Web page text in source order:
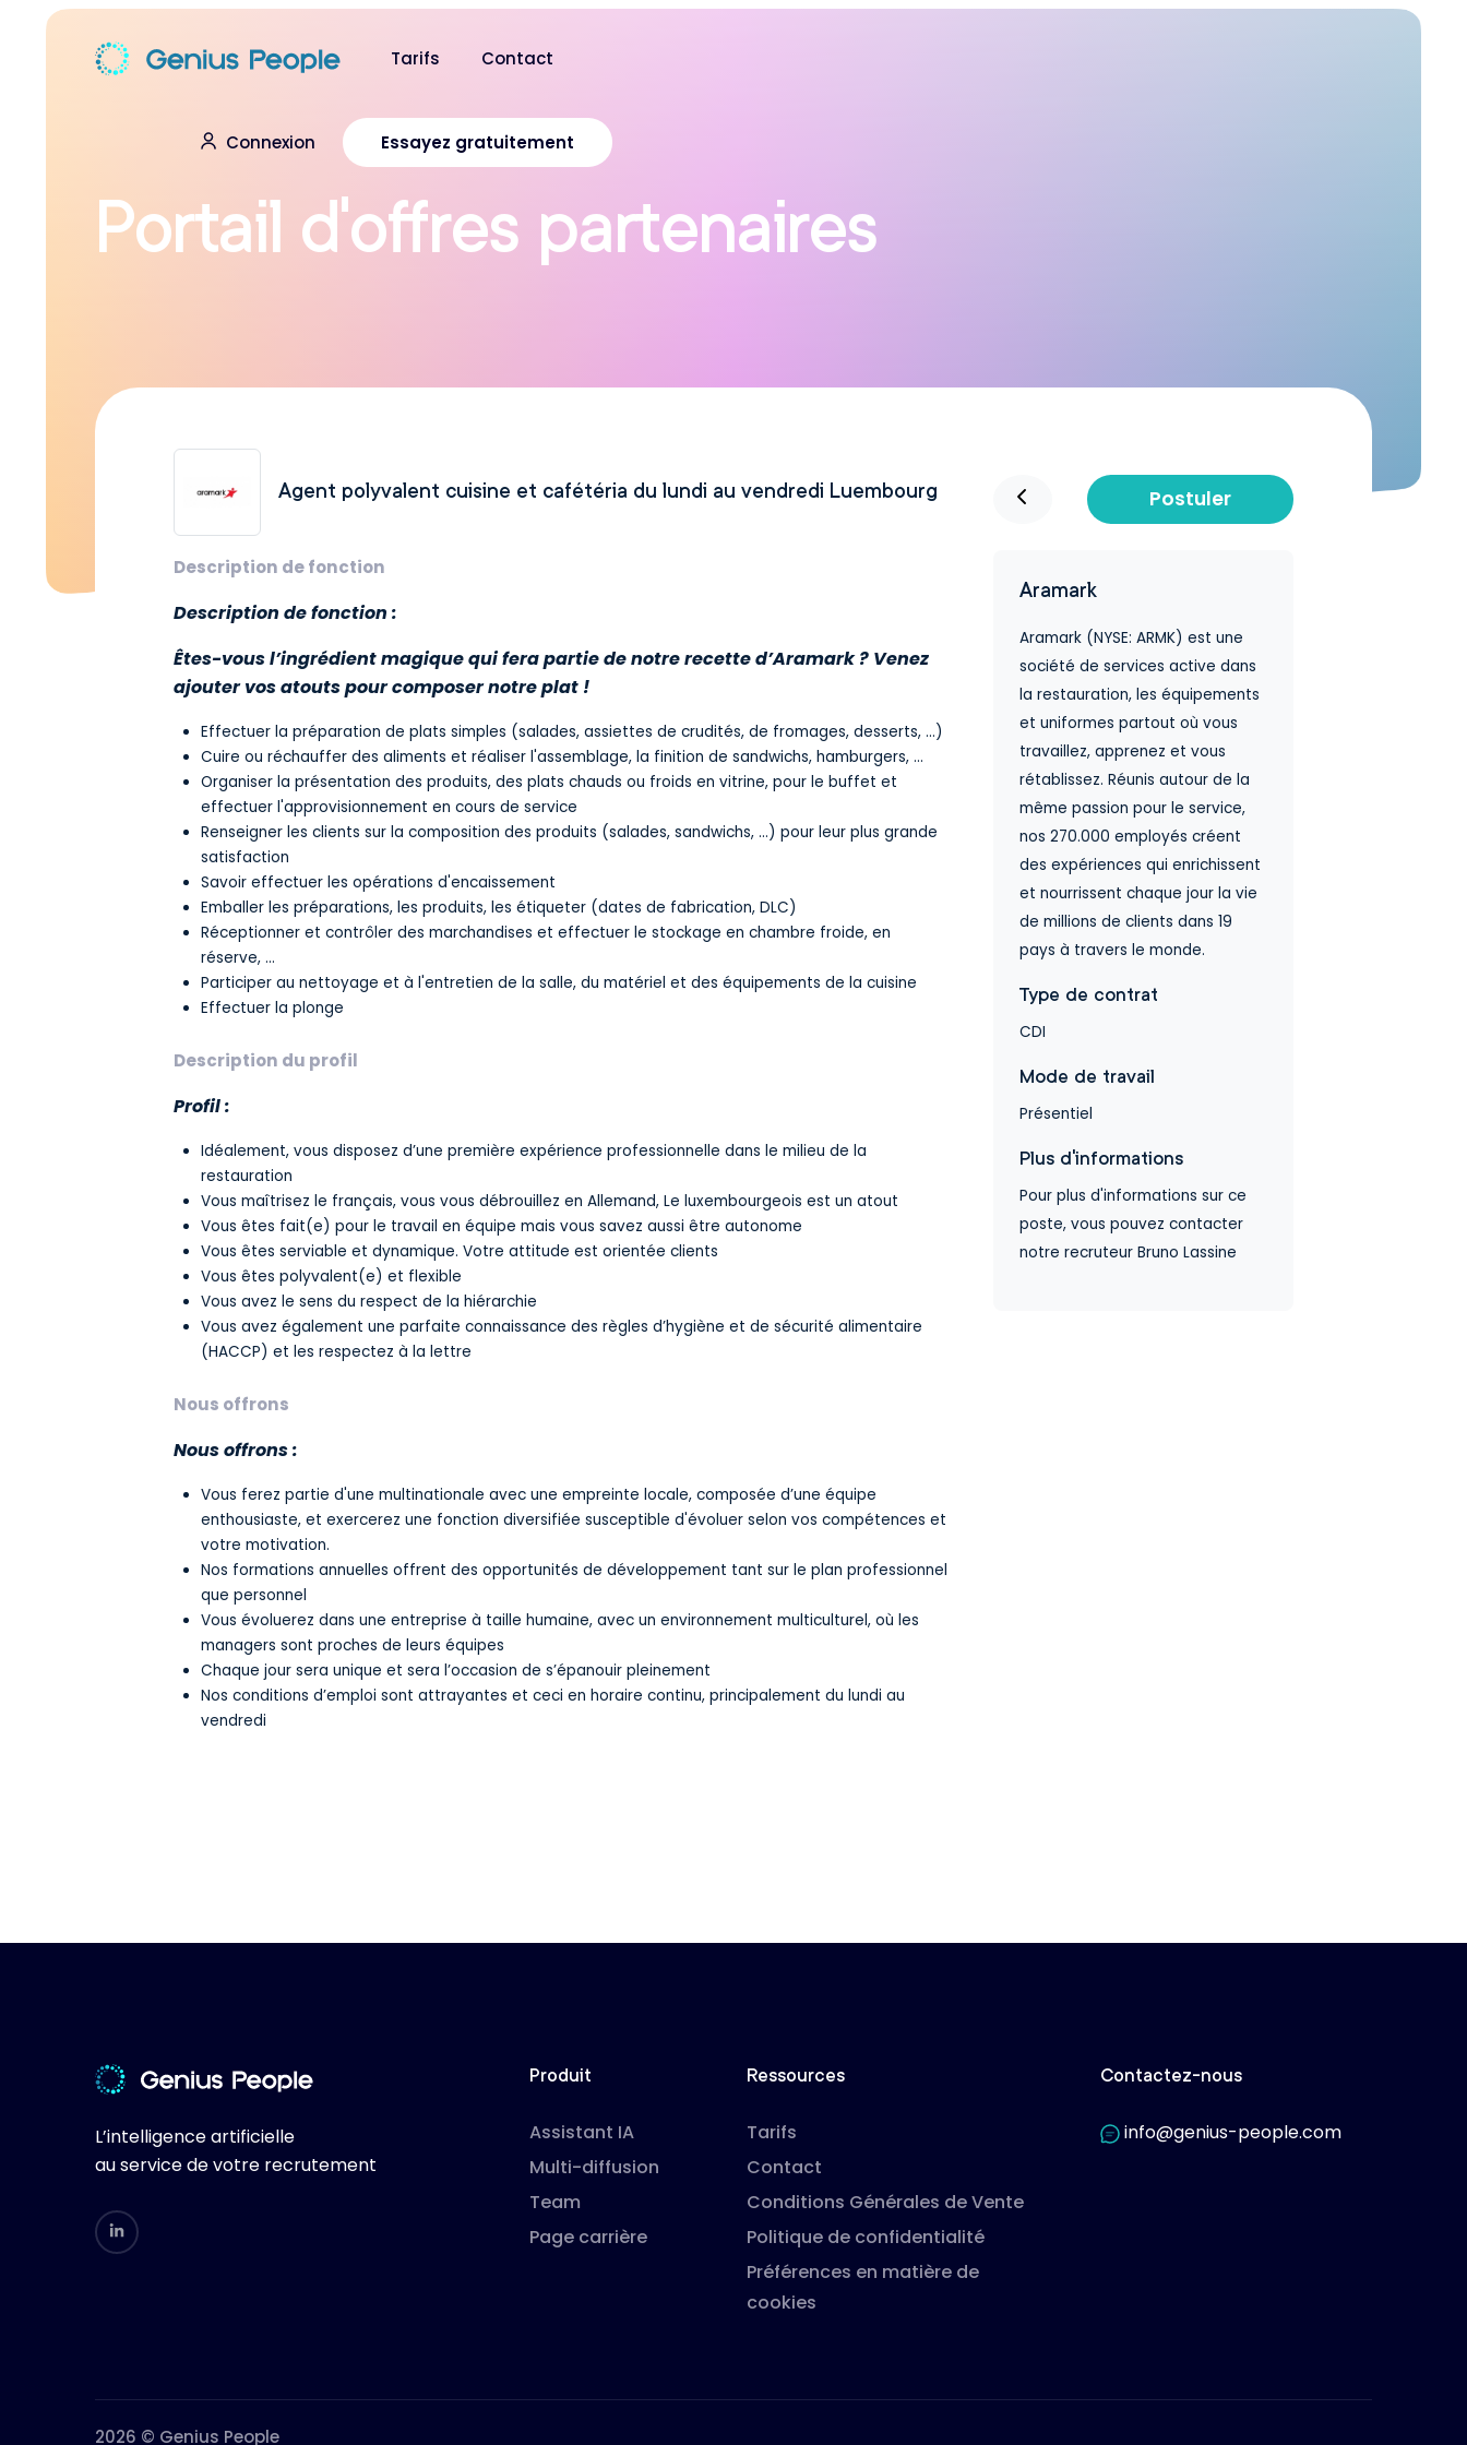
Tarifs Contact
Connexion Essayez gratuitement
Portail d’offres partenaires
Agent polyvalent cuisine et cafétéria du lundi au vendredi Luembourg
Description de fonction
Description de fonction :
Êtes-vous l’ingrédient magique qui fera partie de notre recette d’Aramark ? Venez
ajouter vos atouts pour composer notre plat !
Effectuer la préparation de plats simples (salades, assiettes de crudités, de fromages, desserts, ...)
Cuire ou réchauffer des aliments et réaliser l'assemblage, la finition de sandwichs, hamburgers, ...
Organiser la présentation des produits, des plats chauds ou froids en vitrine, pour le buffet et
effectuer l'approvisionnement en cours de service
Renseigner les clients sur la composition des produits (salades, sandwichs, ...) pour leur plus grande
satisfaction
Savoir effectuer les opérations d'encaissement
Emballer les préparations, les produits, les étiqueter (dates de fabrication, DLC)
Réceptionner et contrôler des marchandises et effectuer le stockage en chambre froide, en
réserve, ...
Participer au nettoyage et à l'entretien de la salle, du matériel et des équipements de la cuisine
Effectuer la plonge
Description du profil
Profil :
Idéalement, vous disposez d’une première expérience professionnelle dans le milieu de la
restauration
Vous maîtrisez le français, vous vous débrouillez en Allemand, Le luxembourgeois est un atout
Vous êtes fait(e) pour le travail en équipe mais vous savez aussi être autonome
Vous êtes serviable et dynamique. Votre attitude est orientée clients
Vous êtes polyvalent(e) et flexible
Vous avez le sens du respect de la hiérarchie
Vous avez également une parfaite connaissance des règles d’hygiène et de sécurité alimentaire
(HACCP) et les respectez à la lettre
Nous offrons
Nous offrons :
Vous ferez partie d'une multinationale avec une empreinte locale, composée d’une équipe
enthousiaste, et exercerez une fonction diversifiée susceptible d'évoluer selon vos compétences et
votre motivation.
Nos formations annuelles offrent des opportunités de développement tant sur le plan professionnel
que personnel
Vous évoluerez dans une entreprise à taille humaine, avec un environnement multiculturel, où les
managers sont proches de leurs équipes
Chaque jour sera unique et sera l’occasion de s’épanouir pleinement
Nos conditions d’emploi sont attrayantes et ceci en horaire continu, principalement du lundi au
vendredi
Postuler
Aramark
Aramark (NYSE: ARMK) est une
société de services active dans
la restauration, les équipements
et uniformes partout où vous
travaillez, apprenez et vous
rétablissez. Réunis autour de la
même passion pour le service,
nos 270.000 employés créent
des expériences qui enrichissent
et nourrissent chaque jour la vie
de millions de clients dans 19
pays à travers le monde.
Type de contrat
CDI
Mode de travail
Présentiel
Plus d'informations
Pour plus d'informations sur ce
poste, vous pouvez contacter
notre recruteur Bruno Lassine
L’intelligence artificielle
au service de votre recrutement
Produit
Assistant IA
Multi-diffusion
Team
Page carrière
Ressources
Tarifs
Contact
Conditions Générales de Vente
Politique de confidentialité
Préférences en matière de
cookies
Contactez-nous
info@genius-people.com
2026 © Genius People